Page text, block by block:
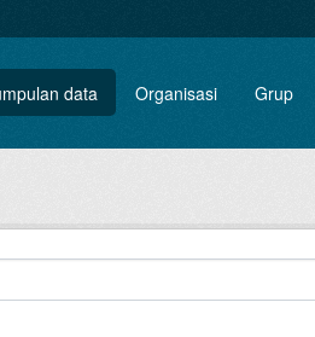
data Organisasi Grup